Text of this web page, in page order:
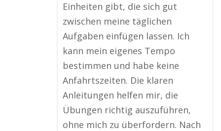
Einheiten gibt, die sich gut
zwischen meine täglichen
Aufgaben einfügen lassen. Ich
kann mein eigenes Tempo
bestimmen und habe keine
Anfahrtszeiten. Die klaren
Anleitungen helfen mir, die
Übungen richtig auszuführen,
ohne mich zu überfordern. Nach